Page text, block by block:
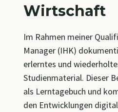
Wirtschaft
Im Rahmen meiner
Manager (IHK)
erlerntes und
Studienmaterial. Dieser
als Lerntagebuch und
den Entwicklungen